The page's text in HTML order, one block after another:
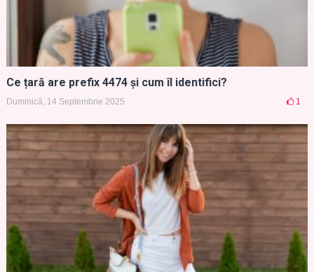
Ce țară are prefix 4474 și cum îl identifici?
Duminică, 14 Septembrie 2025 1